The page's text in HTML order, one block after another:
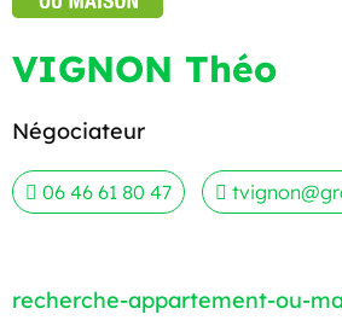
VIGNON Théo
Négociateur
06 46 61 80 47
recherche-appartement-ou-